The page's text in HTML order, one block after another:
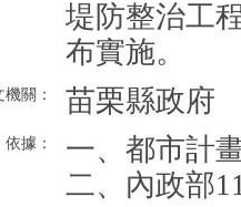
堤防整治工
布實施。
關： 苗栗縣政府
依據：
一、都市計
二、內政部